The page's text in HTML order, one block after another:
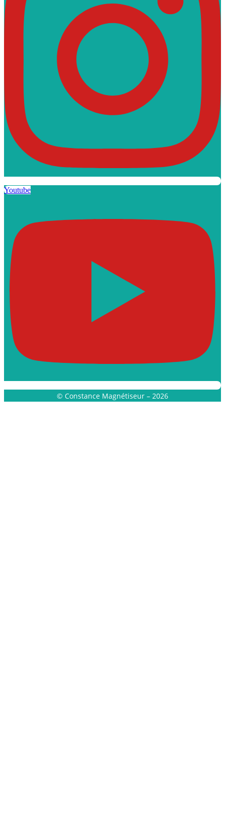
Youtube
© Constance Magnétiseur – 2026